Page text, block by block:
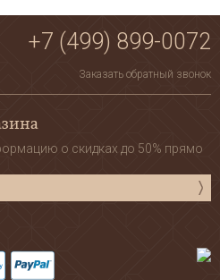
+7 (499) 899-0072
Заказать обратный звонок
о скидках до 50% прямо